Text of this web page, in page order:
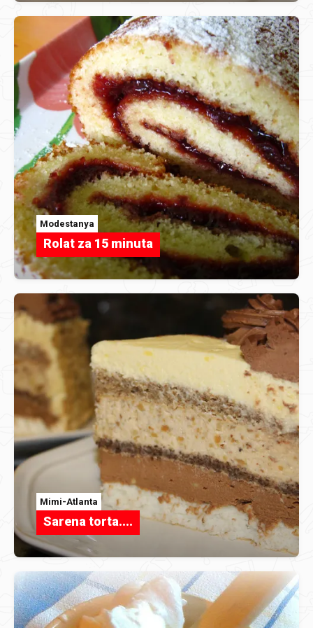
Modestanya
Rolat za 15 minuta
Mimi-Atlanta
Sarena torta....